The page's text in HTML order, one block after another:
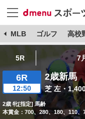
MLB ゴルフ 高校
5R 7
6R
12:50
2歳新馬
芝 左・
2歳 牝[指定] 馬齢
本賞金：700、280、180、110、